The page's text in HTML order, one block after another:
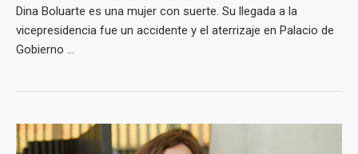
Dina Boluarte es una mujer con suerte. Su llegada a la
vicepresidencia fue un accidente y el aterrizaje en Palacio de
Gobierno ...